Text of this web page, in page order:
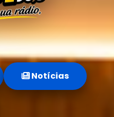
Notícias